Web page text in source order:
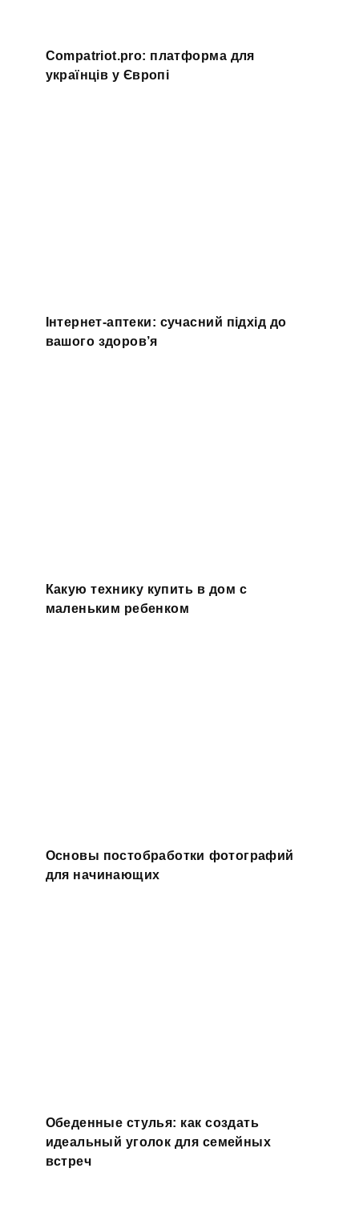
Compatriot.pro: платформа для
українців у Європі
Інтернет-аптеки: сучасний підхід до
вашого здоров’я
Какую технику купить в дом с
маленьким ребенком
Основы постобработки фотографий
для начинающих
Обеденные стулья: как создать
идеальный уголок для семейных
встреч